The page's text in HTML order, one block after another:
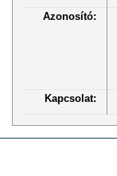
Azonosító:
Kapcsolat: